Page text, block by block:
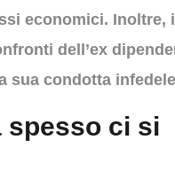
economici. Inoltre,
dell’ex
sua condotta
spesso ci si